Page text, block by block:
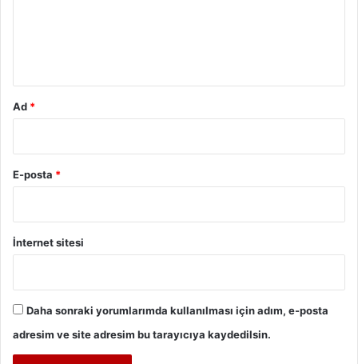
Ad *
E-posta *
İnternet sitesi
Daha sonraki yorumlarımda kullanılması için adım, e-posta
adresim ve site adresim bu tarayıcıya kaydedilsin.